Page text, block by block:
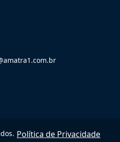
Política de Privacidade